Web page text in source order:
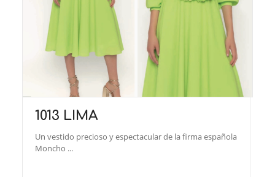
1013 LIMA
Un vestido precioso y espectacular de la firma española
Moncho ...